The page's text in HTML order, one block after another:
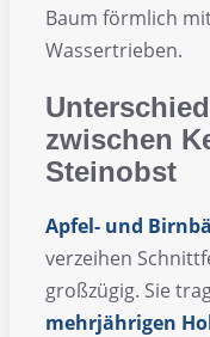
Baum förmlich
Wassertrieben.
zwischen
Steinobst
Apfel- und
verzeihen
großzügig. Sie
mehrjährigen